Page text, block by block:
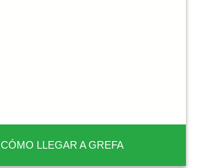
CÓMO LLEGAR A GREFA